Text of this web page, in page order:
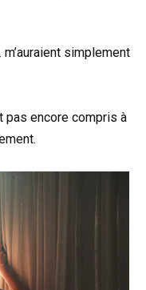
simplement
pas encore compris à